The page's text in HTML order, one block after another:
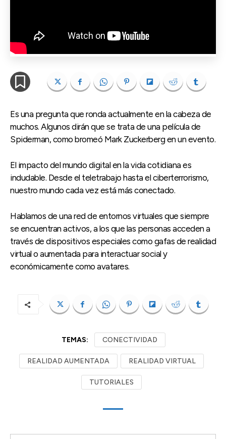
Es una pregunta que ronda actualmente en la cabeza de
muchos. Algunos dirán que se trata de una película de
Spiderman, como bromeó Mark Zuckerberg en un evento.
El impacto del mundo digital en la vida cotidiana es
indudable. Desde el teletrabajo hasta el ciberterrorismo,
nuestro mundo cada vez está más conectado.
Hablamos de una red de entornos virtuales que siempre
se encuentran activos, a los que las personas acceden a
través de dispositivos especiales como gafas de realidad
virtual o aumentada para interactuar social y
económicamente como avatares.
TEMAS: CONECTIVIDAD
REALIDAD AUMENTADA REALIDAD VIRTUAL
TUTORIALES